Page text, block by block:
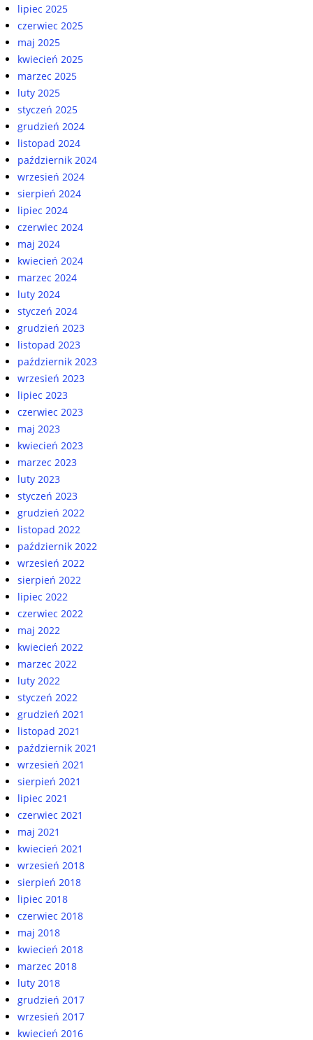
lipiec 2025
czerwiec 2025
maj 2025
kwiecień 2025
marzec 2025
luty 2025
styczeń 2025
grudzień 2024
listopad 2024
październik 2024
wrzesień 2024
sierpień 2024
lipiec 2024
czerwiec 2024
maj 2024
kwiecień 2024
marzec 2024
luty 2024
styczeń 2024
grudzień 2023
listopad 2023
październik 2023
wrzesień 2023
lipiec 2023
czerwiec 2023
maj 2023
kwiecień 2023
marzec 2023
luty 2023
styczeń 2023
grudzień 2022
listopad 2022
październik 2022
wrzesień 2022
sierpień 2022
lipiec 2022
czerwiec 2022
maj 2022
kwiecień 2022
marzec 2022
luty 2022
styczeń 2022
grudzień 2021
listopad 2021
październik 2021
wrzesień 2021
sierpień 2021
lipiec 2021
czerwiec 2021
maj 2021
kwiecień 2021
wrzesień 2018
sierpień 2018
lipiec 2018
czerwiec 2018
maj 2018
kwiecień 2018
marzec 2018
luty 2018
grudzień 2017
wrzesień 2017
kwiecień 2016